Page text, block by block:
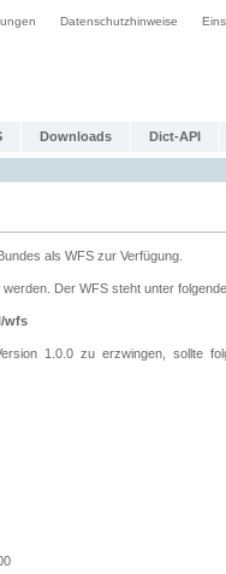
Datenschutzhinweise
Downloads Dict-API
als WFS zur Verfügung.
Der WFS steht unter
wfs
1.0.0 zu erzwingen, sollte